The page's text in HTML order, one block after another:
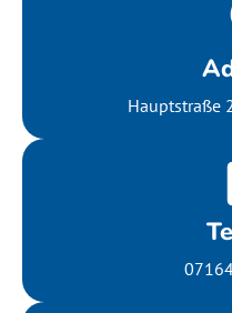
Hauptstraße